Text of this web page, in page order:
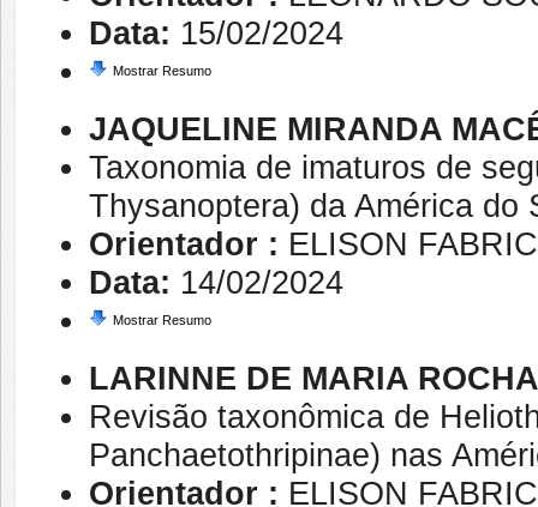
Data: 15/02/2024
Mostrar Resumo
JAQUELINE MIRANDA
Taxonomia de imaturos de
Thysanoptera) da América do
Orientador : ELISON
Data: 14/02/2024
Mostrar Resumo
LARINNE DE MARIA
Revisão taxonômica de
Panchaetothripinae) nas
Orientador : ELISON